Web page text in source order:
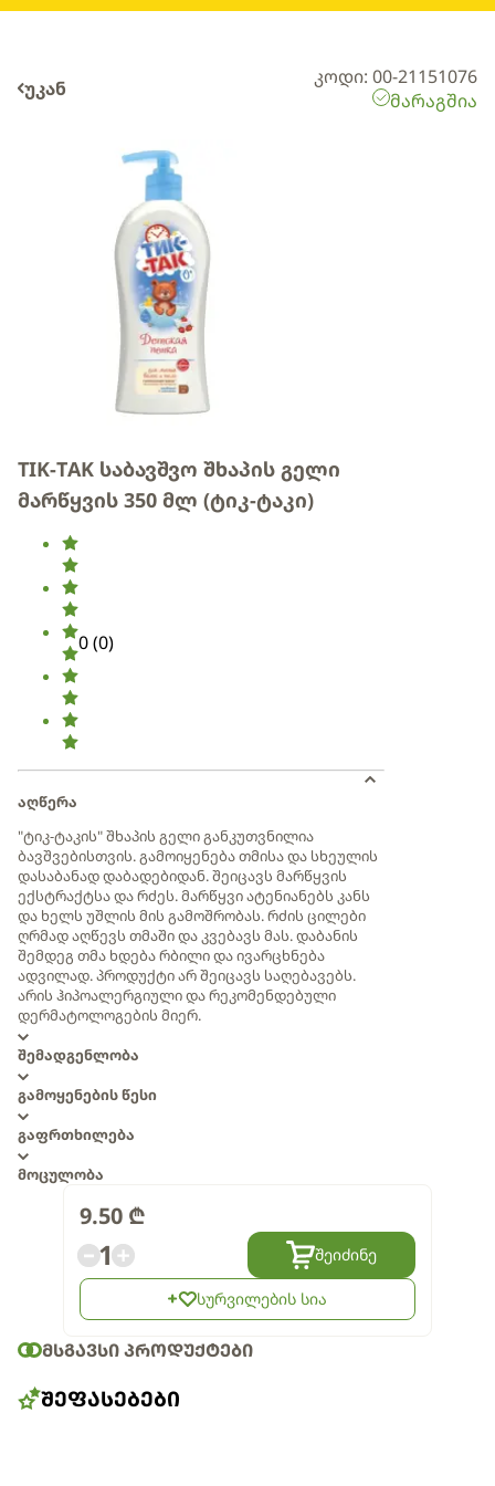
უკან
კოდი: 00-21151076
მარაგშია
TIK-TAK საბავშვო შხაპის გელი
მარწყვის 350 მლ (ტიკ-ტაკი)
0(0)
აღწერა
"ტიკ-ტაკის" შხაპის გელი განკუთვნილია
ბავშვებისთვის. გამოიყენება თმისა და სხეულის
დასაბანად დაბადებიდან. შეიცავს მარწყვის
ექსტრაქტსა და რძეს. მარწყვი ატენიანებს კანს
და ხელს უშლის მის გამოშრობას. რძის ცილები
ღრმად აღწევს თმაში და კვებავს მას. დაბანის
შემდეგ თმა ხდება რბილი და ივარცხნება
ადვილად. პროდუქტი არ შეიცავს საღებავებს.
არის ჰიპოალერგიული და რეკომენდებული
დერმატოლოგების მიერ.
შემადგენლობა
გამოყენების წესი
გაფრთხილება
მოცულობა
9.50 ₾
1 შეიძინე
სურვილების სია
ᲛᲡᲒᲐᲕᲡᲘ ᲞᲠᲝᲓᲣᲥᲢᲔᲑᲘ
ᲨᲔᲤᲐᲡᲔᲑᲔᲑᲘ